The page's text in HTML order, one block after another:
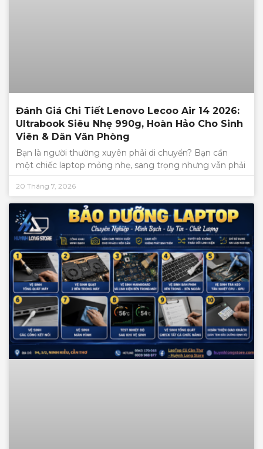
Đánh Giá Chi Tiết Lenovo Lecoo Air 14 2026:
Ultrabook Siêu Nhẹ 990g, Hoàn Hảo Cho Sinh
Viên & Dân Văn Phòng
Bạn là người thường xuyên phải di chuyển? Bạn cần
một chiếc laptop mỏng nhẹ, sang trọng nhưng vẫn phải
20 Tháng 7, 2026